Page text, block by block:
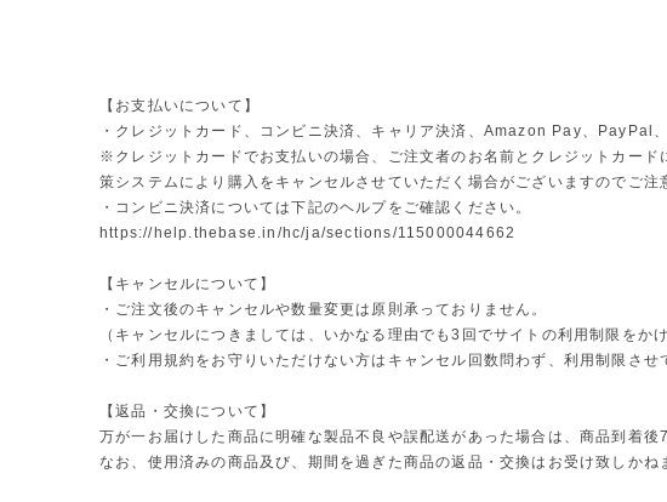
【お支払いについて】
・クレジットカード、コンビニ決済、キャリア決済、Amazon Pay、PayPal
※クレジットカードでお支払いの場合、ご注文者のお名前とクレジットカー
策システムにより購入をキャンセルさせていただく場合がございますのでご注
・コンビニ決済については下記のヘルプをご確認ください。
https://help.thebase.in/hc/ja/sections/115000044662
【キャンセルについて】
・ご注文後のキャンセルや数量変更は原則承っておりません。
（キャンセルにつきましては、いかなる理由でも3回でサイトの利用制限をか
・ご利用規約をお守りいただけない方はキャンセル回数問わず、利用制限させ
【返品・交換について】
万が一お届けした商品に明確な製品不良や誤配送があった場合は、商品到着後
なお、使用済みの商品及び、期間を過ぎた商品の返品・交換はお受け致しかね